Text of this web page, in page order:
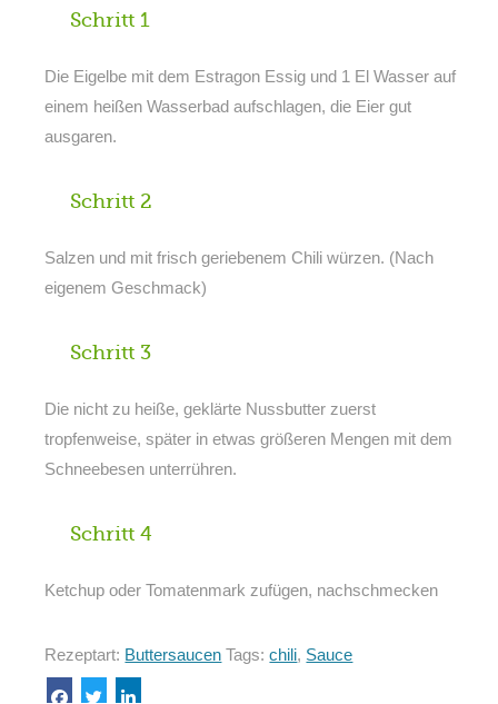
Schritt 1
Die Eigelbe mit dem Estragon Essig und 1 El Wasser auf
einem heißen Wasserbad aufschlagen, die Eier gut
ausgaren.
Schritt 2
Salzen und mit frisch geriebenem Chili würzen. (Nach
eigenem Geschmack)
Schritt 3
Die nicht zu heiße, geklärte Nussbutter zuerst
tropfenweise, später in etwas größeren Mengen mit dem
Schneebesen unterrühren.
Schritt 4
Ketchup oder Tomatenmark zufügen, nachschmecken
Rezeptart: Buttersaucen Tags:chili, Sauce